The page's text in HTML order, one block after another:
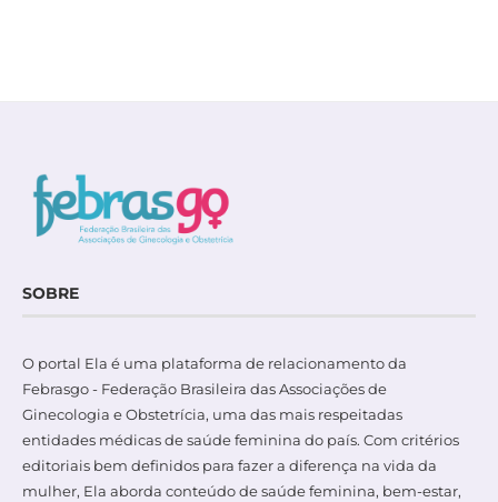
SOBRE
O portal Ela é uma plataforma de relacionamento da
Febrasgo - Federação Brasileira das Associações de
Ginecologia e Obstetrícia, uma das mais respeitadas
entidades médicas de saúde feminina do país. Com critérios
editoriais bem definidos para fazer a diferença na vida da
mulher, Ela aborda conteúdo de saúde feminina, bem-estar,